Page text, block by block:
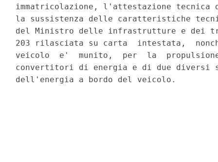
immatricolazione, l'attestazione
la sussistenza delle caratteristiche
del Ministro delle infrastrutture e dei
203 rilasciata su carta  intestata,
veicolo  e'  munito,  per  la
convertitori di energia e di due diversi